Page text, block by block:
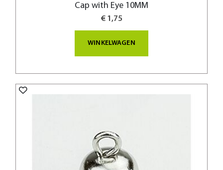
Cap with Eye 10MM
€ 1,75
WINKELWAGEN